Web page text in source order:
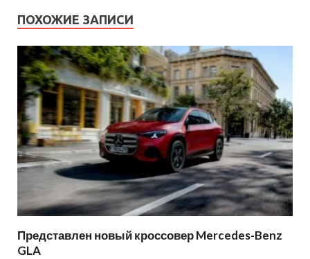
ПОХОЖИЕ ЗАПИСИ
Представлен новый кроссовер Mercedes-Benz
GLA